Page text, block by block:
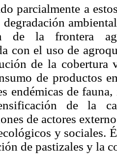
parcialmente a
degradación
de la frontera
con el uso de
de la cobertura
de productos
endémicas de
de la
de actores
y sociales.
de pastizales y la